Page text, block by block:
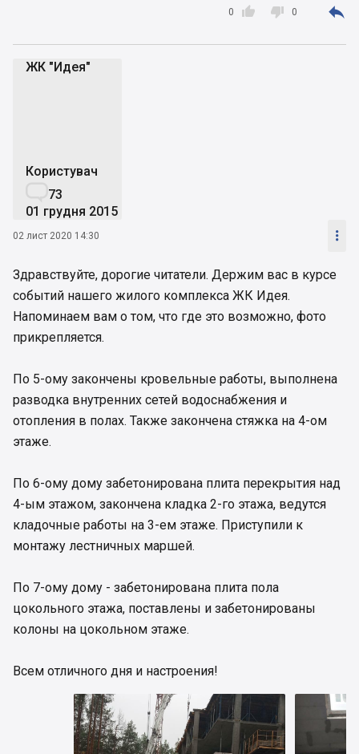

0  0 
ЖК "Идея"
Користувач
73
01 грудня 2015
02 лист 2020 14:30 
Здравствуйте, дорогие читатели. Держим вас в курсе
событий нашего жилого комплекса ЖК Идея.
Напоминаем вам о том, что где это возможно, фото
прикрепляется.
По 5-ому закончены кровельные работы, выполнена
разводка внутренних сетей водоснабжения и
отопления в полах. Также закончена стяжка на 4-ом
этаже.
По 6-ому дому забетонирована плита перекрытия над
4-ым этажом, закончена кладка 2-го этажа, ведутся
кладочные работы на 3-ем этаже. Приступили к
монтажу лестничных маршей.
По 7-ому дому - забетонирована плита пола
цокольного этажа, поставлены и забетонированы
колоны на цокольном этаже.
Всем отличного дня и настроения!